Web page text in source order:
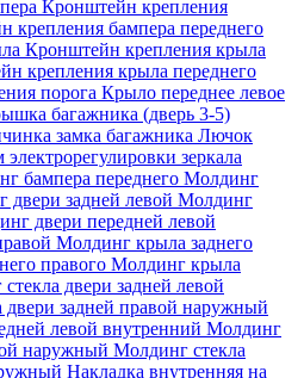
Кронштейн крепления
крепления бампера переднего
Кронштейн крепления крыла
крепления крыла переднего
порога Крыло переднее левое
багажника (дверь 3-5)
замка багажника Лючок
зеркала
бампера переднего Молдинг
двери задней левой Молдинг
двери передней левой
Молдинг крыла заднего
правого Молдинг крыла
двери задней левой
двери задней правой наружный
левой внутренний Молдинг
наружный Молдинг стекла
Накладка внутренняя на